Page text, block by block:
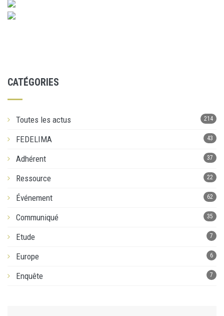
CATÉGORIES
Toutes les actus 214
FEDELIMA 43
Adhérent 37
Ressource 22
Événement 62
Communiqué 35
Etude 7
Europe 6
Enquête 7